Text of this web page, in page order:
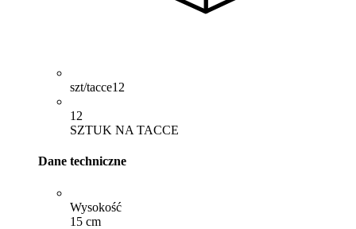
szt/tacce12
12
SZTUK NA TACCE
Dane techniczne
Wysokość
15 cm